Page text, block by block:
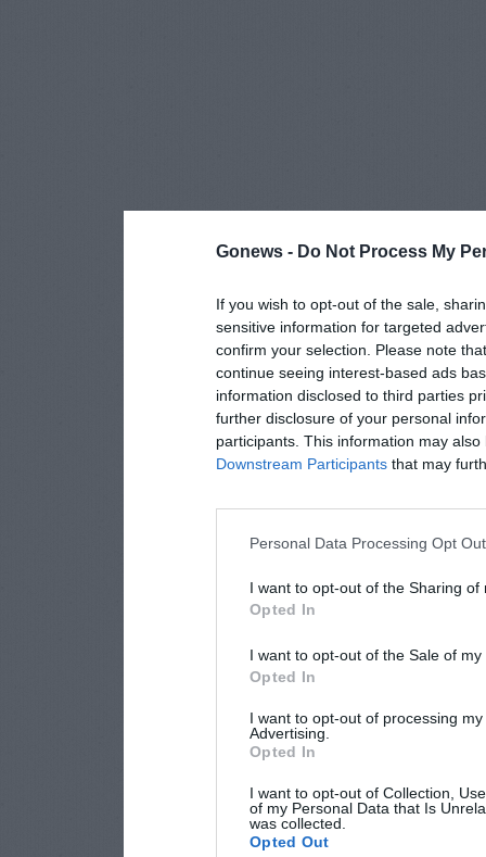
Gonews - Do Not Process My
If you wish to opt-out of the sale,
sensitive information for targeted
confirm your selection. Please note
continue seeing interest-based ads
information disclosed to third parties
further disclosure of your personal
participants. This information may
Downstream Participants that may
Personal Data Processing Opt
I want to opt-out of the Sharing of
Opted In
I want to opt-out of the Sale of
Opted In
I want to opt-out of processing
Advertising.
Opted In
I want to opt-out of Collection,
of my Personal Data that Is
was collected.
Opted Out